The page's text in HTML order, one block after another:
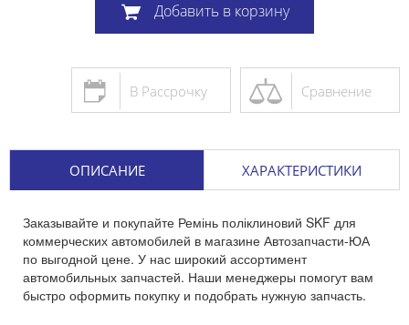
Добавить в корзину
Сравнение
В Рассрочку
ОПИСАНИЕ ХАРАКТЕРИСТИКИ
Заказывайте и покупайте Ремінь поліклиновий SKF для
коммерческих автомобилей в магазине Автозапчасти-ЮА
по выгодной цене. У нас широкий ассортимент
автомобильных запчастей. Наши менеджеры помогут вам
быстро оформить покупку и подобрать нужную запчасть.